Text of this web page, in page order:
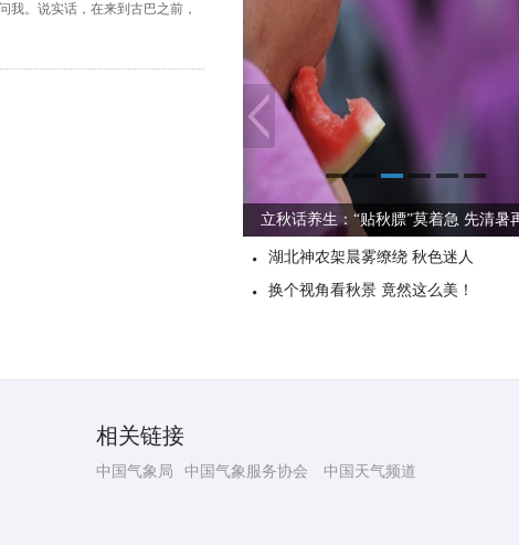
我。说实话，在来到古巴之前，
立秋话养生：“贴秋膘”莫着急 先清暑
湖北神农架晨雾缭绕 秋色迷人
换个视角看秋景 竟然这么美！
相关链接
中国气象局 中国气象服务协会 中国天气频道